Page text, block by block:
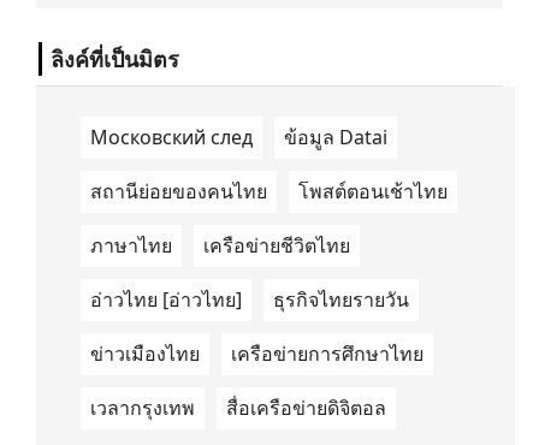
ลิงค์ที่เป็นมิตร
Московский след ข้อมูล Datai
สถานีย่อยของคนไทย โพสต์ตอนเช้าไทย
ภาษาไทย เครือข่ายชีวิตไทย
อ่าวไทย [อ่าวไทย] ธุรกิจไทยรายวัน
ข่าวเมืองไทย เครือข่ายการศึกษาไทย
เวลากรุงเทพ สื่อเครือข่ายดิจิตอล